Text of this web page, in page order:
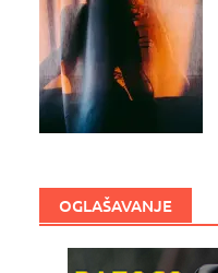
OGLAŠAVANJE